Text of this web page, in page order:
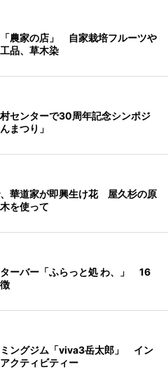
農家の店」 自家栽培フルーツや
品、草木染
センターで30周年記念シンポジ
まつり」
華道家が即興生け花 屋久杉の原
を使って
ーバー「ふらっと処 わ、」 16
ミングジム「viva3岳太郎」 イン
クティビティー